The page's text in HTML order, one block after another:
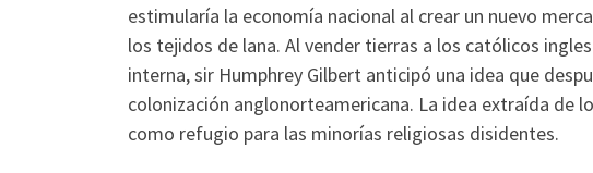
estimularía la economía nacional al crear un nuevo
los tejidos de lana. Al vender tierras a los católicos
interna, sir Humphrey Gilbert anticipó una idea que
colonización anglonorteamericana. La idea extraída de
como refugio para las minorías religiosas disidentes.